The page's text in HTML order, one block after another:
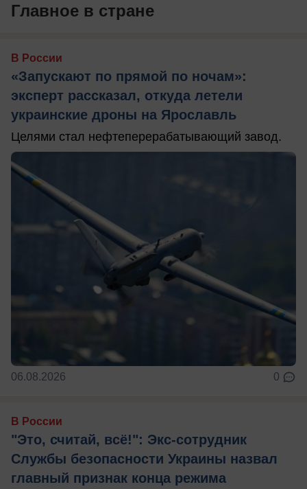
Главное в стране
В России
«Запускают по прямой по ночам»:
эксперт рассказал, откуда летели
украинские дроны на Ярославль
Целями стал нефтеперерабатывающий завод.
06.08.2026 0
В России
"Это, считай, всё!": Экс-сотрудник
Службы безопасности Украины назвал
главный признак конца режима